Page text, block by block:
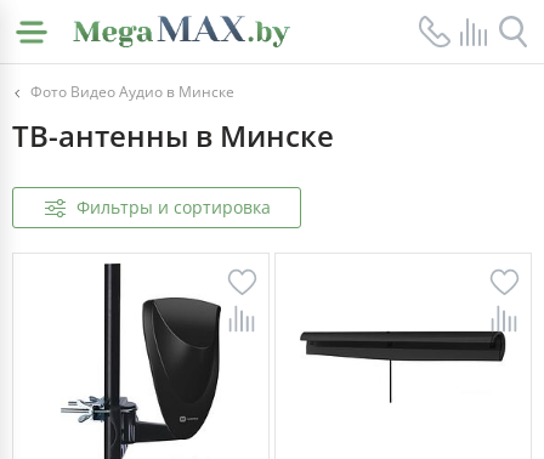
Фото Видео Аудио в Минске
ТВ-антенны в Минске
Фильтры и сортировка